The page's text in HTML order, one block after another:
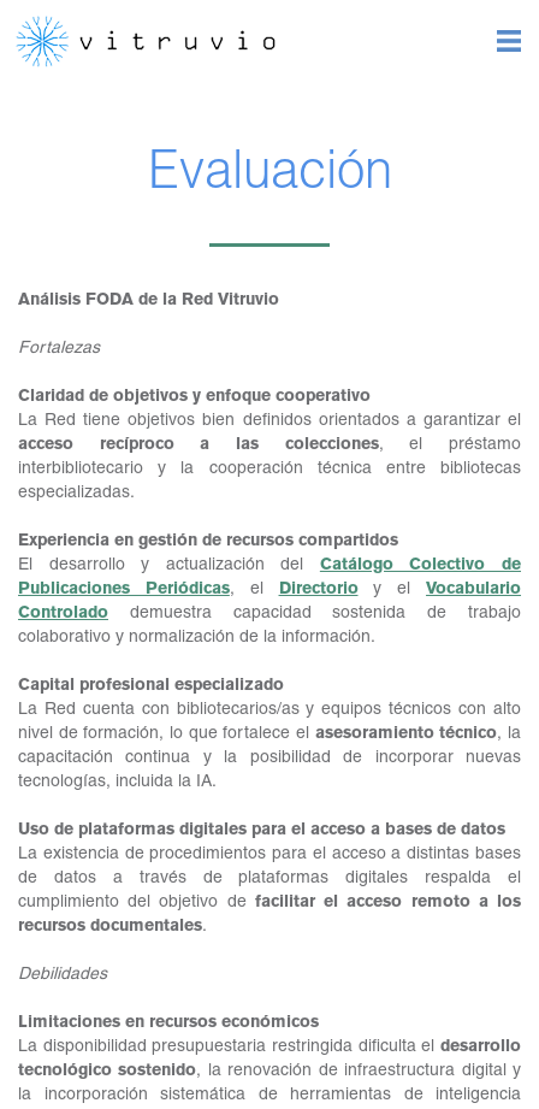
Evaluación
Análisis FODA de la Red Vitruvio
Fortalezas
Claridad de objetivos y enfoque cooperativo
La Red tiene objetivos bien definidos orientados a garantizar el
acceso recíproco a las colecciones, el préstamo
interbibliotecario y la cooperación técnica entre bibliotecas
especializadas.
Experiencia en gestión de recursos compartidos
El desarrollo y actualización del Catálogo Colectivo de
Publicaciones Periódicas, el Directorio y elVocabulario
Controlado demuestra capacidad sostenida de trabajo
colaborativo y normalización de la información.
Capital profesional especializado
La Red cuenta con bibliotecarios/as y equipos técnicos con alto
nivel de formación, lo que fortalece el asesoramiento técnico, la
capacitación continua y la posibilidad de incorporar nuevas
tecnologías, incluida la IA.
Uso de plataformas digitales para el acceso a bases de datos
La existencia de procedimientos para el acceso a distintas bases
de datos a través de plataformas digitales respalda el
cumplimiento del objetivo de facilitar el acceso remoto a los
recursos documentales.
Debilidades
Limitaciones en recursos económicos
La disponibilidad presupuestaria restringida dificulta el desarrollo
tecnológico sostenido, la renovación de infraestructura digital y
la incorporación sistemática de herramientas de inteligencia